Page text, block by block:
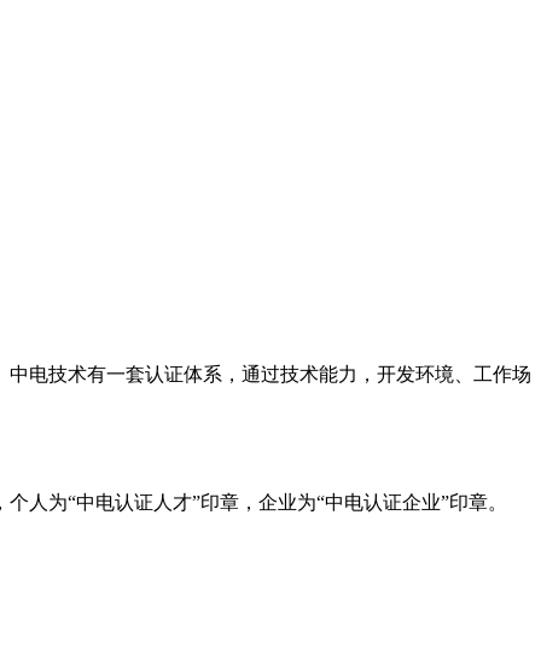
电技术有一套认证体系，通过技术能力，开发环境、工作场
人为“中电认证人才”印章，企业为“中电认证企业”印章。